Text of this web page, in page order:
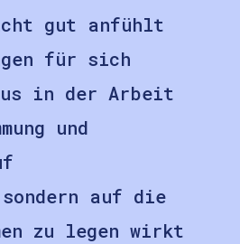
gut anfühlt
für sich
in der Arbeit
und
sondern auf die
zu legen wirkt